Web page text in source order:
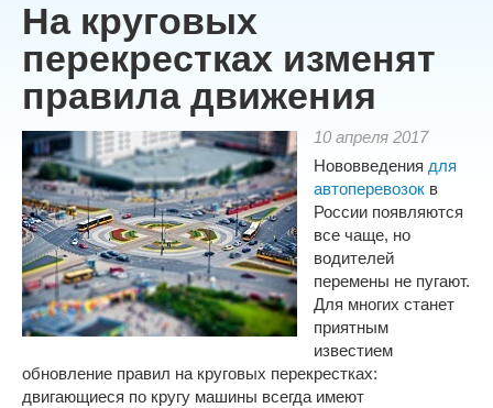
На круговых
перекрестках изменят
правила движения
10 апреля 2017
Нововведения для
автоперевозок в
России появляются
все чаще, но
водителей
перемены не пугают.
Для многих станет
приятным
известием
обновление правил на круговых перекрестках:
двигающиеся по кругу машины всегда имеют